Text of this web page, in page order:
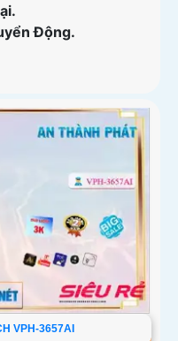
Động.
VPH-3657AI